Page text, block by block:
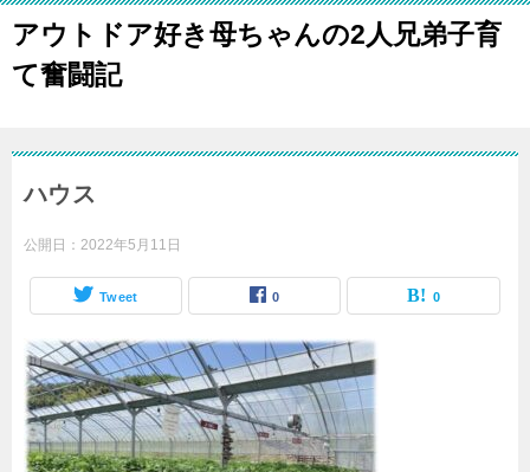
アウトドア好き母ちゃんの2人兄弟子育
て奮闘記
ハウス
公開日： 2022年5月11日
Tweet 0 0